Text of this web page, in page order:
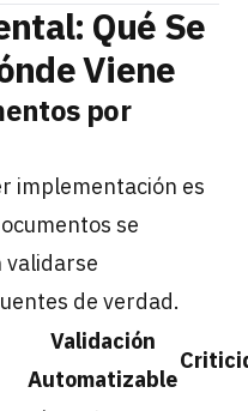
Qué Se
Viene
por
implementación es
se
validarse
de verdad.
Validación
Automatizable